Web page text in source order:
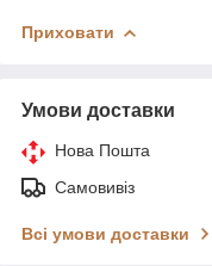
Приховати
Умови доставки
Нова Пошта
Самовивіз
Всі умови доставки